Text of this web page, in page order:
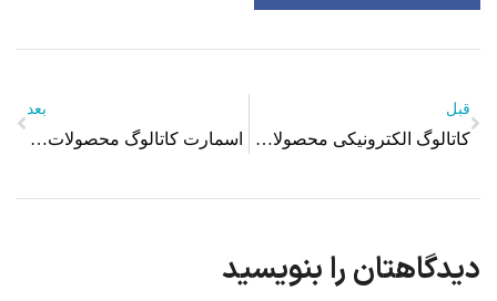
قبل
کاتالوگ الکترونیکی محصولات آرایشی دالاس
بعد
اسمارت کاتالوگ محصولات گپ
دیدگاهتان را بنویسید